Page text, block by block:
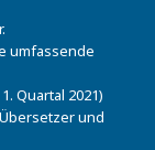
umfassende
Quartal 2021)
und